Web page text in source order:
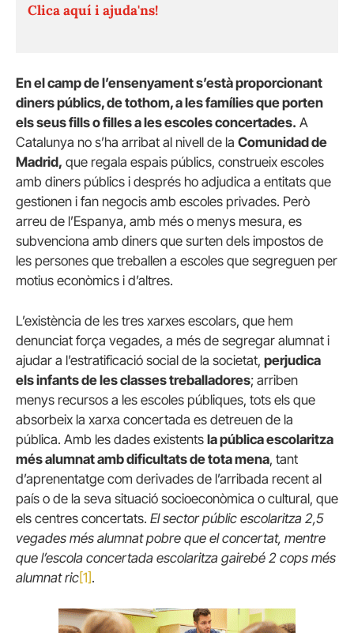
Clica aquí i ajuda'ns!
En el camp de l’ensenyament s’està proporcionant
diners públics, de tothom, a les famílies que porten
els seus fills o filles a les escoles concertades. A
Catalunya no s’ha arribat al nivell de la Comunidad de
Madrid, que regala espais públics, construeix escoles
amb diners públics i després ho adjudica a entitats que
gestionen i fan negocis amb escoles privades. Però
arreu de l’Espanya, amb més o menys mesura, es
subvenciona amb diners que surten dels impostos de
les persones que treballen a escoles que segreguen per
motius econòmics i d’altres.
L’existència de les tres xarxes escolars, que hem
denunciat força vegades, a més de segregar alumnat i
ajudar a l’estratificació social de la societat, perjudica
els infants de les classes treballadores; arriben
menys recursos a les escoles públiques, tots els que
absorbeix la xarxa concertada es detreuen de la
pública. Amb les dades existents la pública escolaritza
més alumnat amb dificultats de tota mena, tant
d’aprenentatge com derivades de l’arribada recent al
país o de la seva situació socioeconòmica o cultural, que
els centres concertats. El sector públic escolaritza 2,5
vegades més alumnat pobre que el concertat, mentre
que l’escola concertada escolaritza gairebé 2 cops més
alumnat ric [1] .